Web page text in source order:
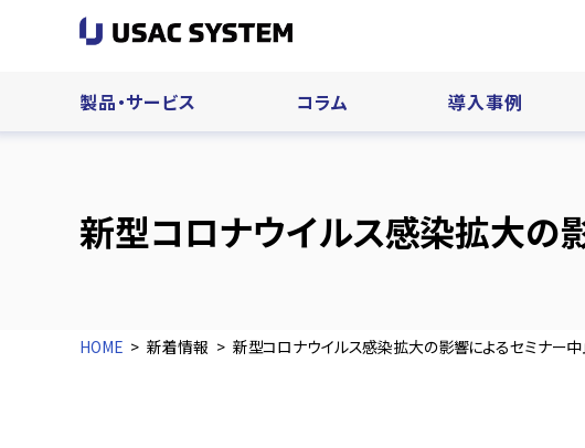
製品・サービス コラム 導入事例
新型コロナウイルス感染拡大の
HOME 新着情報 新型コロナウイルス感染拡大の影響によるセミナー